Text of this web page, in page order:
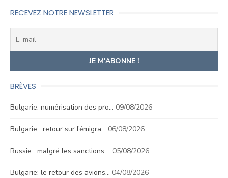
RECEVEZ NOTRE NEWSLETTER
BRÈVES
Bulgarie: numérisation des pro… 09/08/2026
Bulgarie : retour sur l’émigra… 06/08/2026
Russie : malgré les sanctions,… 05/08/2026
Bulgarie: le retour des avions… 04/08/2026